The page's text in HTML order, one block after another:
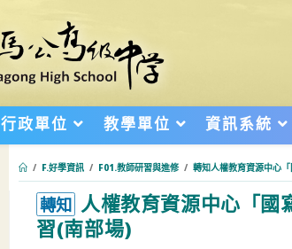
行政單位 教學單位 資訊系統
/ F.好學資訊 / F01.教師研習與進修 / 轉知人權教育資源中心
轉知 人權教育資源中心「國
習(南部場)